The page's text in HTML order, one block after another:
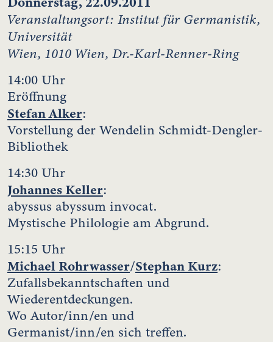
Veranstaltungsort: Institut für Germanistik,
Universität
Wien, 1010 Wien, Dr.-Karl-Renner-Ring
14:00 Uhr
Eröffnung
Stefan Alker:
Vorstellung der Wendelin Schmidt-Dengler-
Bibliothek
14:30 Uhr
Johannes Keller:
abyssus abyssum invocat.
Mystische Philologie am Abgrund.
15:15 Uhr
Michael Rohrwasser/Stephan Kurz:
Zufallsbekanntschaften und
Wiederentdeckungen.
Wo Autor/inn/en und
Germanist/inn/en sich treffen.